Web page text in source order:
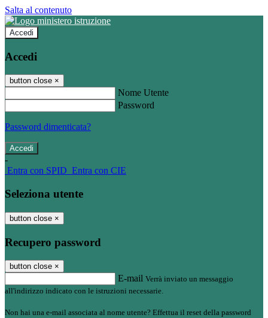
Salta al contenuto
Accedi
Accedi
button close ×
Nome Utente
Password
Password dimenticata?
-
Entra con SPID Entra con CIE
Seleziona utente
button close ×
Recupero password
button close ×
E-mail Verrà inviato un messaggio
all'indirizzo indicato con le istruzioni necessarie.
Non hai una e-mail associata al nome utente? Effettua il reset della password